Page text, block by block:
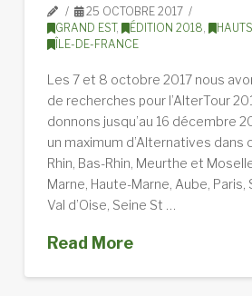
25 OCTOBRE 2017
GRAND EST, ÉDITION 2018,
ÎLE-DE-FRANCE
Les 7 et 8 octobre 2017 nous
de recherches pour l’AlterTour
donnons jusqu’au 16 décembre
un maximum d’Alternatives dans
Rhin, Bas-Rhin, Meurthe et
Marne, Haute-Marne, Aube, Paris,
Val d’Oise, Seine St …
Read More